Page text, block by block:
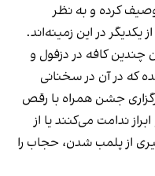
کرده و به نظر
یکدیگر در این زمینه‌اند.
چندین کافه در دزفول و
که در آن در سخنانی
جشن همراه با رقص
ندامت می‌کنند یا از
از پلمب شدن، حجاب را